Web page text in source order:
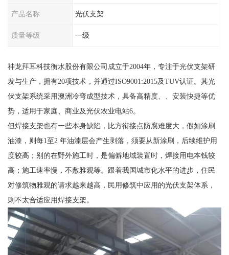
产品名称 光伏支架
质量等级 一级
神龙拜耳科技衡水股份有限公司成立于2004年，专注于光伏支架研
发与生产，拥有20项技术，并通过ISO9001:2015及TUV认证。其光
伏支架系统采用澳洲冷弯成型技术，具备高精度、、安装快捷等优
势，适用于家庭、商业及光伏农业电站6。
但焊接支架也有一些本身缺陷，比方衔接点防腐难度大，假如涂刷
油漆，则每1至2 年油漆层会产生剥落，须要从新涂刷，后续维护用
度较高；别的在野外施工时，是偏僻地域装置时，焊接用电本钱较
高；施工速率慢，不敷雅观等。跟着我国城市化水平的进步，住民
对修筑物雅观的请求越来越高，民用修筑中应用的光伏支架体系，
则不太合适应用焊接支架。